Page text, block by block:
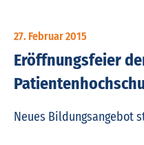
27. Februar 2015
Eröffnungsfeier
Neues Bildungsangebot